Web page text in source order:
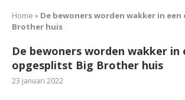
Home » De bewoners worden wakker in
Brother huis
De bewoners worden wakker in
opgesplitst Big Brother huis
23 januari 2022